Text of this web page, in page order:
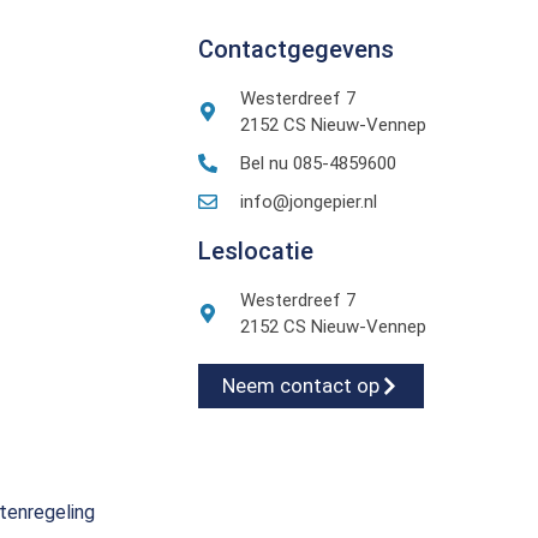
Contactgegevens
Westerdreef 7
2152 CS Nieuw-Vennep
Bel nu 085-4859600
info@jongepier.nl
Leslocatie
Westerdreef 7
2152 CS Nieuw-Vennep
Neem contact op